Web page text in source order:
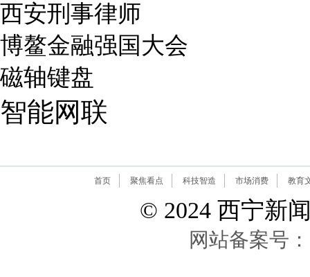
西安刑事律师
博鳌金融强国大会
磁轴键盘
智能网联
首页 聚焦看点 科技智造 市场消费 教育
© 2024 西宁新
网站备案号：